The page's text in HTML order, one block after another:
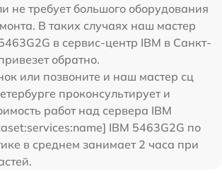
не требует большого оборудования
В таких случаях наш мастер
в сервис-центр IBM в Санкт-
обратно.
или позвоните и наш мастер сц
проконсультирует и
работ над сервера IBM
IBM 5463G2G по
в среднем занимает 2 часа при